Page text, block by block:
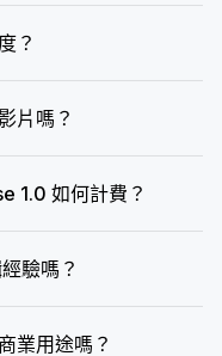
？
片嗎？
1.0 如何計費？
驗嗎？
業用途嗎？